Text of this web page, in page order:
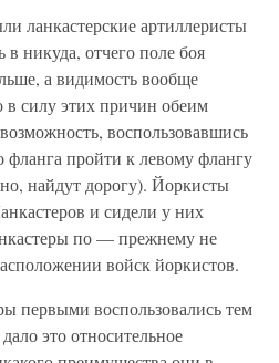
ланкастерские артиллеристы
в никуда, отчего поле боя
а видимость вообще
силу этих причин обеим
воспользовавшись
пройти к левому флангу
найдут дорогу). Йоркисты
и сидели у них
по — прежнему не
войск йоркистов.
первыми воспользовались тем
это относительное